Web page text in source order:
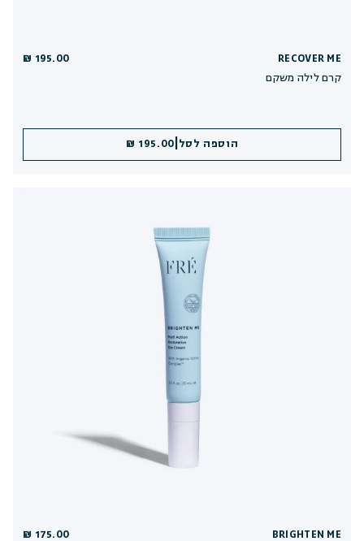
RECOVER ME
קרם לילה משקם
195.00 ₪
הוספה לסל 195.00 ₪
BRIGHTEN ME
175.00 ₪